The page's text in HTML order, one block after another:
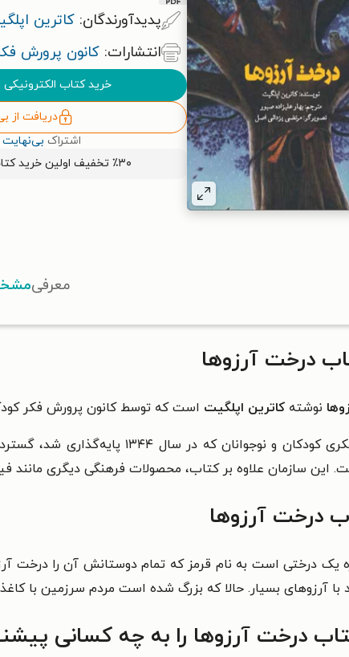
پدیدآورندگان: کاترین
انتشارات: کانون پرورش
خرید کتاب الکترونیکی
دریافت از
اشتراک بی‌نهایت
٪۳۰ تخفیف اولین خرید کتاب با کد
معرفی
درخت آرزوها
نوشته کاترین اپلگیت است که توسط کانون پرورش فکر
کانون پرورش فکری کودکان و
این سازمان علاوه بر کتاب، محصولات فرهنگی دیگری مانند
درخت آرزوها
یک درختی است به نام قرمز که تمام دوستانش آن را درخت
با آرزوهای بسیار. حالا که بزرگ شده است مردم سرزمین با
درخت آرزوها را به چه کسانی